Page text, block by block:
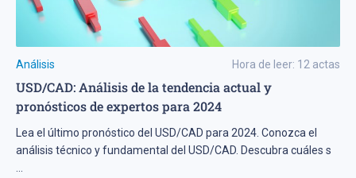
Análisis Hora de leer: 12 actas
USD/CAD: Análisis de la tendencia actual y
pronósticos de expertos para 2024
Lea el último pronóstico del USD/CAD para 2024. Conozca el
análisis técnico y fundamental del USD/CAD. Descubra cuáles s
...